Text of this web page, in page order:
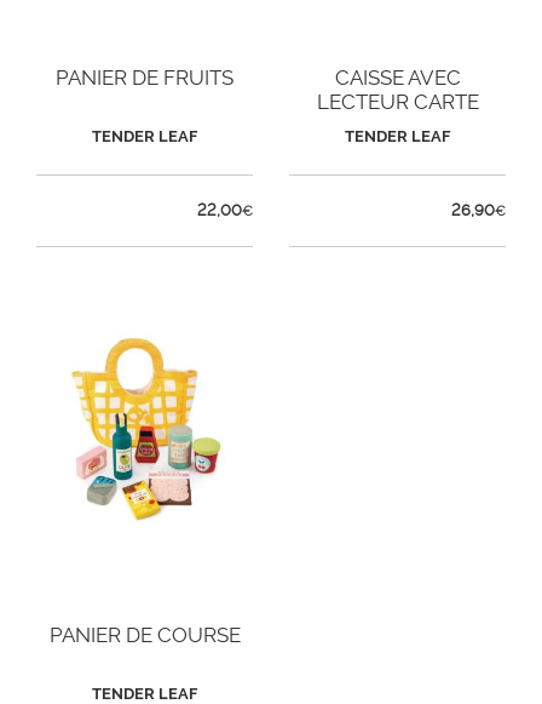
PANIER DE FRUITS
TENDER LEAF
22,00€
CAISSE AVEC
LECTEUR CARTE
TENDER LEAF
26,90€
PANIER DE COURSE
TENDER LEAF